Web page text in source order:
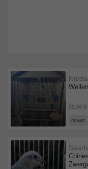
25,00 €
PRIVAT